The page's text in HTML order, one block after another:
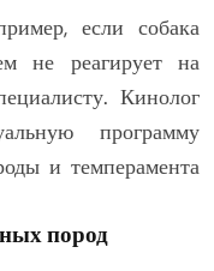
если собака
не реагирует на
Кинолог
программу
и темперамента
пород